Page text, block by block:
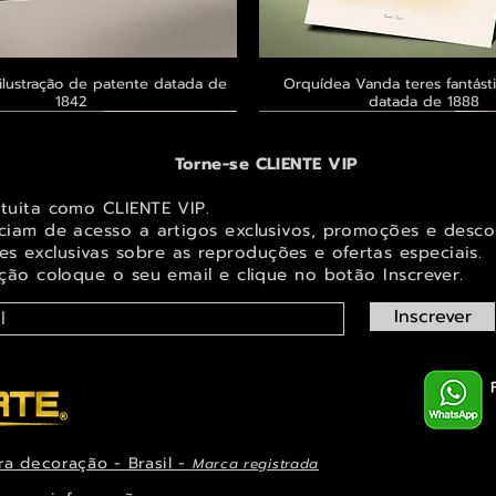
Visualização rápidade patente datada de
1842
Visualização rápida
Orquídea Vanda teres
datada de 1888
Visualização rápida
Masdevallia shuttleworthii e
Orquídea Laelia autumnalis, rara
Visualização rápida
imagem de Fada Bebê para
Belíssima imagem de Fada das
Visualização rápida
de Fada e elfo para decorar
Belíssima imagem de Fada das
Torne-se CLIENTE VIP
como CLIENTE VIP.
de acesso a artigos exclusivos, promoções e
exclusivas sobre as reproduções e ofertas especiais.
coloque o seu email e clique no botão Inscrever.
Inscrever
decoração - Brasil - Marca registrada